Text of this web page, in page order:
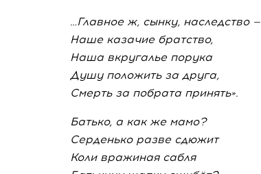
…Главное ж, сынку, наследство —
Наше казачие братство,
Наша вкругалье порука
Душу положить за друга,
Смерть за побрата принять».
Батько, а как же мамо?
Серденько разве сдюжит
Коли вражиная сабля